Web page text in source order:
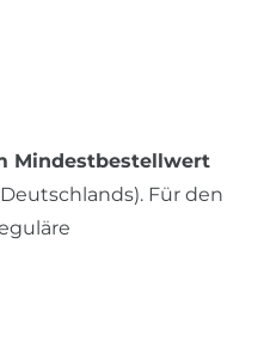
Mindestbestellwert
Für den